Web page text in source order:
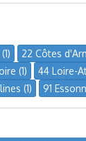
22 Côtes
(1) 44 Loire-
(1) 91